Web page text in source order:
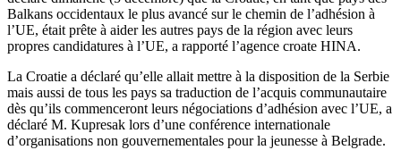
Balkans occidentaux le plus avancé sur le chemin de l’adhésion à
l’UE, était prête à aider les autres pays de la région avec leurs
propres candidatures à l’UE, a rapporté l’agence croate HINA.
La Croatie a déclaré qu’elle allait mettre à la disposition de la Serbie
mais aussi de tous les pays sa traduction de l’acquis communautaire
dès qu’ils commenceront leurs négociations d’adhésion avec l’UE, a
déclaré M. Kupresak lors d’une conférence internationale
d’organisations non gouvernementales pour la jeunesse à Belgrade.